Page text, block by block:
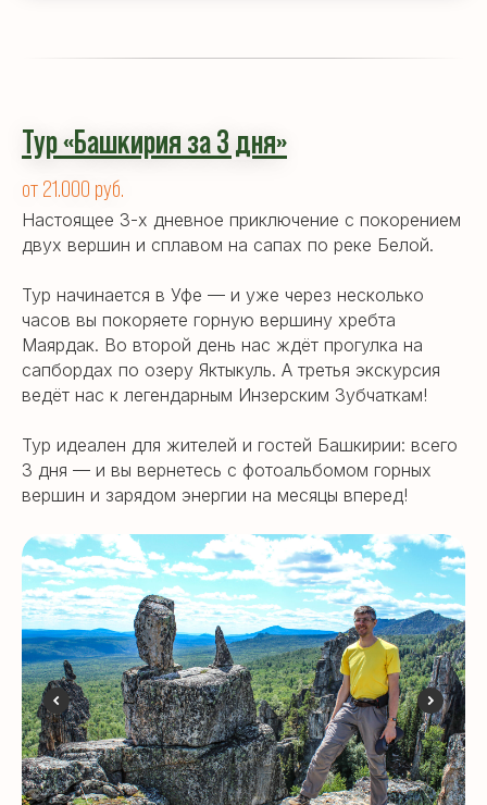
Тур «Башкирия за 3 дня»
от 21.000 руб.
Настоящее 3-х дневное приключение с покорением
двух вершин и сплавом на сапах по реке Белой.
Тур начинается в Уфе — и уже через несколько
часов вы покоряете горную вершину хребта
Маярдак. Во второй день нас ждёт прогулка на
сапбордах по озеру Яктыкуль. А третья экскурсия
ведёт нас к легендарным Инзерским Зубчаткам!
Тур идеален для жителей и гостей Башкирии: всего
3 дня — и вы вернетесь с фотоальбомом горных
вершин и зарядом энергии на месяцы вперед!